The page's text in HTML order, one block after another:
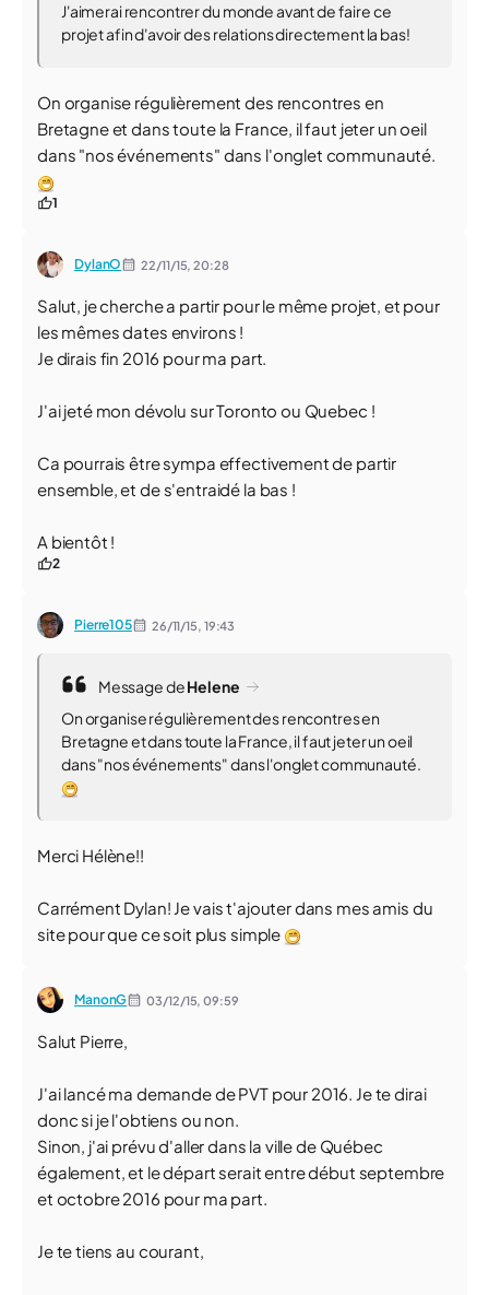
J'aimerai rencontrer du monde avant de faire ce
projet afin d'avoir des relations directement la bas!
On organise régulièrement des rencontres en
Bretagne et dans toute la France, il faut jeter un oeil
dans "nos événements" dans l'onglet communauté.
1
DylanO 22/11/15,20:28
Salut, je cherche a partir pour le même projet, et pour
les mêmes dates environs !
Je dirais fin 2016 pour ma part.
J'ai jeté mon dévolu sur Toronto ou Quebec !
Ca pourrais être sympa effectivement de partir
ensemble, et de s'entraidé la bas !
A bientôt !
2
Pierre105 26/11/15, 19:43
Message deHelene
On organise régulièrement des rencontres en
Bretagne et dans toute la France, il faut jeter un oeil
dans "nos événements" dans l'onglet communauté.
Merci Hélène!!
Carrément Dylan! Je vais t'ajouter dans mes amis du
site pour que ce soit plus simple
ManonG 03/12/15,09:59
Salut Pierre,
J'ai lancé ma demande de PVT pour 2016. Je te dirai
donc si je l'obtiens ou non.
Sinon, j'ai prévu d'aller dans la ville de Québec
également, et le départ serait entre début septembre
et octobre 2016 pour ma part.
Je te tiens au courant,